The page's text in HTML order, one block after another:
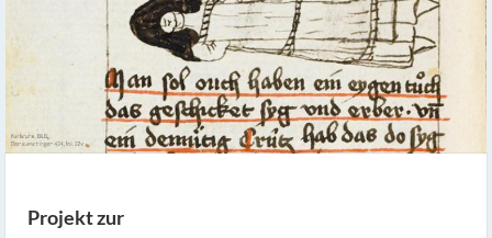
Projekt zur